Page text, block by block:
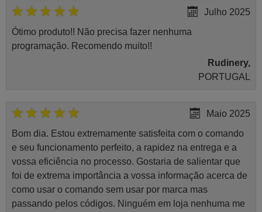
Julho 2025
Ótimo produto!! Não precisa fazer nenhuma
programação. Recomendo muito!!
Rudinery,
PORTUGAL
Maio 2025
Bom dia. Estou extremamente satisfeita com o comando
e seu funcionamento perfeito, a rapidez na entrega e a
vossa eficiência no processo. Gostaria de salientar que
foi de extrema importância a vossa informação acerca de
como usar o comando sem usar por marca mas
passando pelos códigos. Ninguém em loja nenhuma me